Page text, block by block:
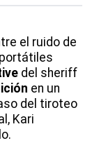
el ruido de
del sheriff
en un
del tiroteo
Kari